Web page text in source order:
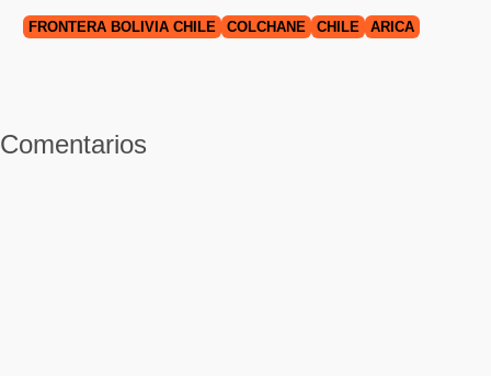
FRONTERA BOLIVIA CHILE COLCHANE CHILE ARICA
Comentarios